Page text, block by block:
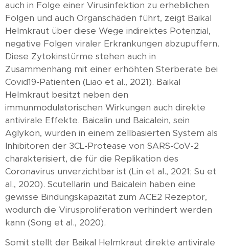
auch in Folge einer Virusinfektion zu erheblichen
Folgen und auch Organschäden führt, zeigt Baikal
Helmkraut über diese Wege indirektes Potenzial,
negative Folgen viraler Erkrankungen abzupuffern.
Diese Zytokinstürme stehen auch in
Zusammenhang mit einer erhöhten Sterberate bei
Covid19-Patienten (Liao et al., 2021). Baikal
Helmkraut besitzt neben den
immunmodulatorischen Wirkungen auch direkte
antivirale Effekte. Baicalin und Baicalein, sein
Aglykon, wurden in einem zellbasierten System als
Inhibitoren der 3CL-Protease von SARS-CoV-2
charakterisiert, die für die Replikation des
Coronavirus unverzichtbar ist (Lin et al., 2021; Su et
al., 2020). Scutellarin und Baicalein haben eine
gewisse Bindungskapazität zum ACE2 Rezeptor,
wodurch die Virusproliferation verhindert werden
kann (Song et al., 2020).
Somit stellt der Baikal Helmkraut direkte antivirale